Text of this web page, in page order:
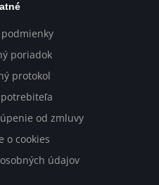
poriadok
protokol
od zmluvy
o cookies
údajov